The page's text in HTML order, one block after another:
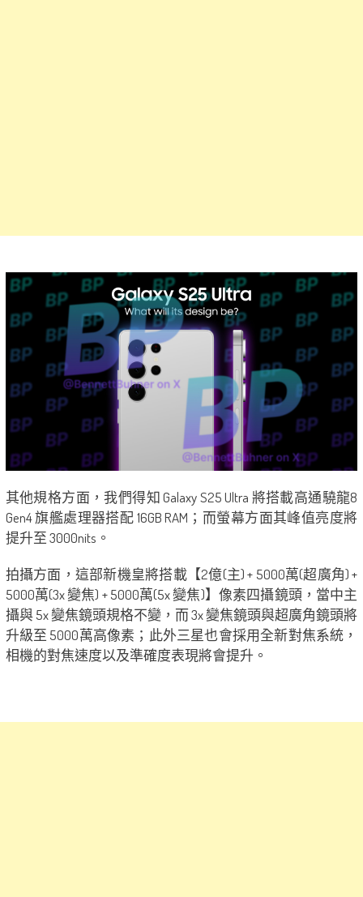
其他規格方面，我們得知 Galaxy S25 Ultra 將搭載高通驍龍8
Gen4 旗艦處理器搭配 16GB RAM；而螢幕方面其峰值亮度將
提升至 3000nits。
拍攝方面，這部新機皇將搭載【2億(主) + 5000萬(超廣角) +
5000萬(3x 變焦) + 5000萬(5x 變焦)】像素四攝鏡頭，當中主
攝與 5x 變焦鏡頭規格不變，而 3x 變焦鏡頭與超廣角鏡頭將
升級至 5000萬高像素；此外三星也會採用全新對焦系統，
相機的對焦速度以及準確度表現將會提升。